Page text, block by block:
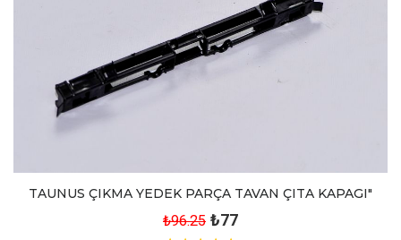
TAUNUS ÇIKMA YEDEK PARÇA TAVAN ÇITA KAPAGI"
₺96.25 ₺77